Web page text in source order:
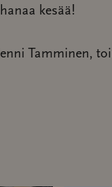
Ihanaa kesää!
Jenni Tamminen,